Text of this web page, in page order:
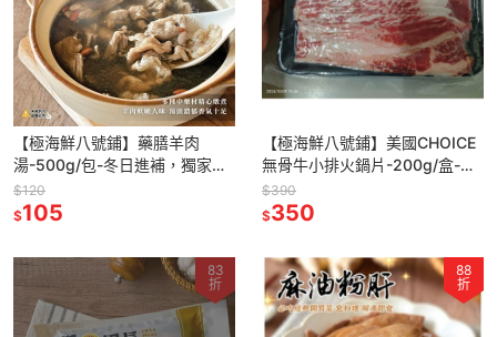
【極海鮮八號鋪】藥膳羊肉
湯-500g/包-冬日進補，獨家藥
膳配方，道地藥材，黃金比例
$120
$105
【極海鮮八號鋪】美國CHOICE
無骨牛小排火鍋片-200g/盒-原
肉切割-油花均勻-火鍋/露營
$390
$350
83
折
88
折